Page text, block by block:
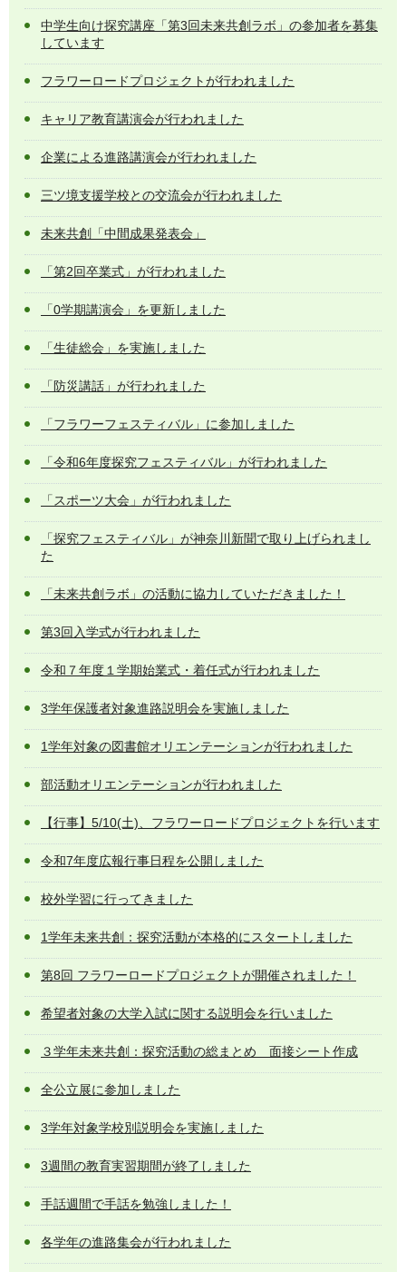
中学生向け探究講座「第3回未来共創ラボ」の参加者を募集
しています
フラワーロードプロジェクトが行われました
キャリア教育講演会が行われました
企業による進路講演会が行われました
三ツ境支援学校との交流会が行われました
未来共創「中間成果発表会」
「第2回卒業式」が行われました
「0学期講演会」を更新しました
「生徒総会」を実施しました
「防災講話」が行われました
「フラワーフェスティバル」に参加しました
「令和6年度探究フェスティバル」が行われました
「スポーツ大会」が行われました
「探究フェスティバル」が神奈川新聞で取り上げられまし
た
「未来共創ラボ」の活動に協力していただきました！
第3回入学式が行われました
令和７年度１学期始業式・着任式が行われました
3学年保護者対象進路説明会を実施しました
1学年対象の図書館オリエンテーションが行われました
部活動オリエンテーションが行われました
【行事】5/10(土)、フラワーロードプロジェクトを行います
令和7年度広報行事日程を公開しました
校外学習に行ってきました
1学年未来共創：探究活動が本格的にスタートしました
第8回 フラワーロードプロジェクトが開催されました！
希望者対象の大学入試に関する説明会を行いました
３学年未来共創：探究活動の総まとめ 面接シート作成
全公立展に参加しました
3学年対象学校別説明会を実施しました
3週間の教育実習期間が終了しました
手話週間で手話を勉強しました！
各学年の進路集会が行われました